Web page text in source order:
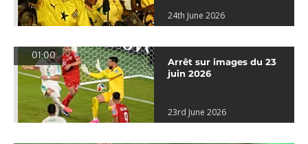
24th June 2026
01:00
Arrêt sur images du 23
juin 2026
23rd June 2026